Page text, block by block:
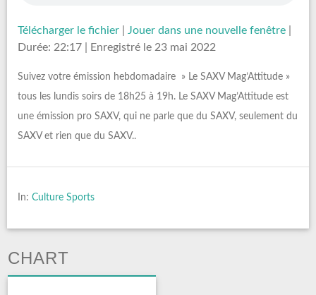
Télécharger le fichier Jouer dans une nouvelle fenêtre
Durée: 22:17
Enregistré le 23 mai 2022
Suivez votre émission hebdomadaire » Le SAXV Mag’Attitude »
tous les lundis soirs de 18h25 à 19h. Le SAXV Mag’Attitude est
une émission pro SAXV, qui ne parle que du SAXV, seulement du
SAXV et rien que du SAXV..
In: Culture Sports
CHART